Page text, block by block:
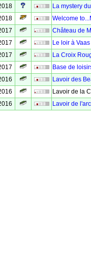
La mystery
Welcome
Château de
Le loir à Vaas
La Croix
Base de
Lavoir des
Lavoir de la
Lavoir de